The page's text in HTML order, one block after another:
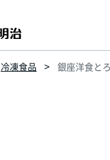
冷凍食品 銀座洋食と